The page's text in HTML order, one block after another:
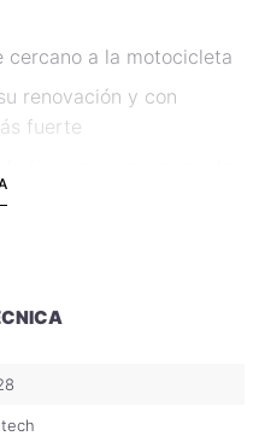
cercano a la motocicleta
renovación y con
fuerte
(M8)
de enganche
recubrimiento